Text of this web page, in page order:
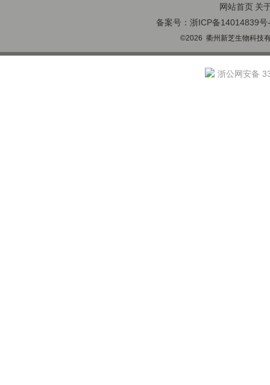
网站首页 关
备案号：浙ICP备14014839号
©2026 衢州新芝生物科技
浙公网安备